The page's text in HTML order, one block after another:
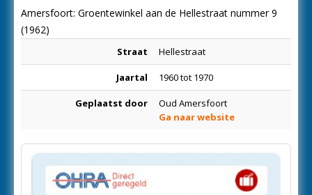
Amersfoort: Groentewinkel aan de Hellestraat nummer 9
(1962)
Straat Hellestraat
Jaartal 1960 tot 1970
Geplaatst door
Oud Amersfoort
Ga naar website